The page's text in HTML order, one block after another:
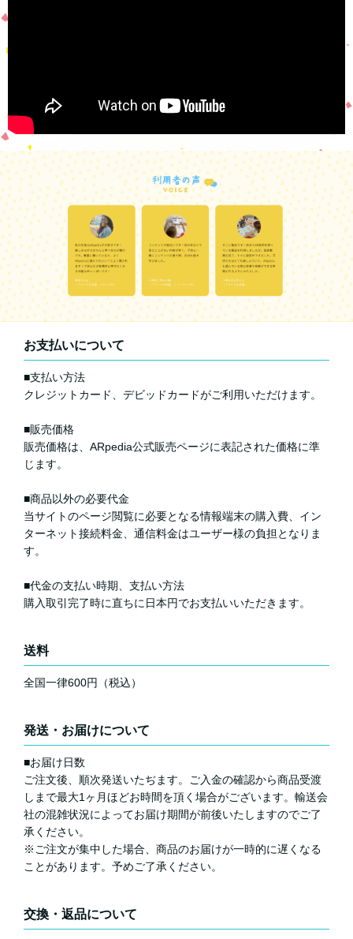
お支払いについて
■支払い方法
クレジットカード、デビッドカードがご利用いただけます。
■販売価格
販売価格は、ARpedia公式販売ページに表記された価格に準
じます。
■商品以外の必要代金
当サイトのページ閲覧に必要となる情報端末の購入費、イン
ターネット接続料金、通信料金はユーザー様の負担となりま
す。
■代金の支払い時期、支払い方法
購入取引完了時に直ちに日本円でお支払いいただきます。
送料
全国一律600円（税込）
発送・お届けについて
■お届け日数
ご注文後、順次発送いたぢます。ご入金の確認から商品受渡
しまで最大1ヶ月ほどお時間を頂く場合がございます。輸送会
社の混雑状況によってお届け期間が前後いたしますのでご了
承ください。
※ご注文が集中した場合、商品のお届けが一時的に遅くなる
ことがあります。予めご了承ください。
交換・返品について